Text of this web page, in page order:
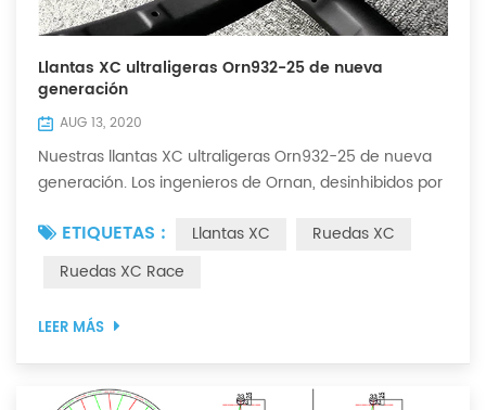
Llantas XC ultraligeras Orn932-25 de nueva
generación
AUG 13, 2020
Nuestras llantas XC ultraligeras Orn932-25 de nueva
generación. Los ingenieros de Ornan, desinhibidos por
diferente. Con un perfil más ancho y una disposición
específica delantera / trasera. Están dirigidos a
ventajas posibles en el campo. El uso de fibra de
carbono Toray T800 reduce el peso al mismo tiem...
ETIQUETAS : Llantas XC
Ruedas XC
Ruedas XC Race
LEER MÁS